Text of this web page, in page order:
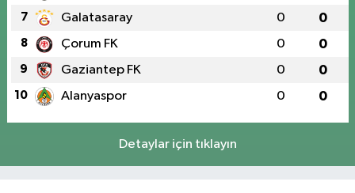
7 Galatasaray 0 0
8 Çorum FK 0 0
9 Gaziantep FK 0 0
10 Alanyaspor 0 0
Detaylar için tıklayın